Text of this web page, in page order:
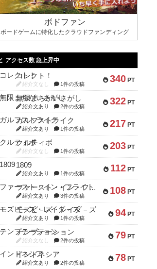
ボドファン
ボードゲームに特化したクラウドファンディング
アクセス数 急上昇中
340 PT
コレクト！
紹介文なし 1件の投稿
322 PT
無限まちがいさがし
紹介文あり 2件の投稿
217 PT
ガルフストライク
紹介文あり 1件の投稿
203 PT
クルティボ
紹介文なし 1件の投稿
112 PT
1809
紹介文あり 1件の投稿
108 PT
ファースト・イン・フライト
紹介文あり 3件の投稿
94 PT
モズビ－ズ・レイダ－ズ
紹介文あり 1件の投稿
79 PT
テンプテーション
紹介文なし 2件の投稿
78 PT
インドネシア
紹介文あり 2件の投稿